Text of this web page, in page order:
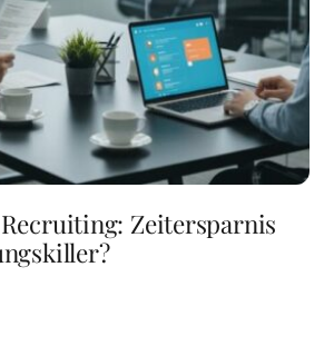
Zeitersparnis